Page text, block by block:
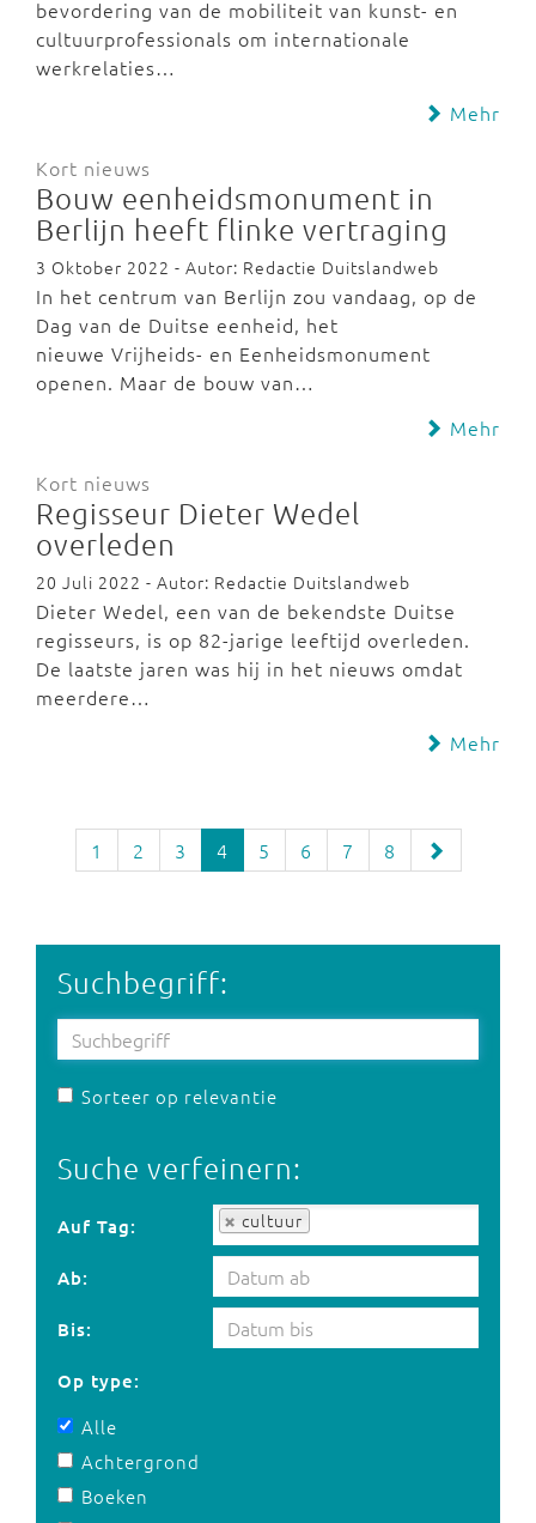
bevordering van de mobiliteit van kunst- en
cultuurprofessionals om internationale
werkrelaties…
Mehr
Kort nieuws
Bouw eenheidsmonument in
Berlijn heeft flinke vertraging
3 Oktober 2022 - Autor: Redactie Duitslandweb
In het centrum van Berlijn zou vandaag, op de
Dag van de Duitse eenheid, het
nieuwe Vrijheids- en Eenheidsmonument
openen. Maar de bouw van…
Mehr
Kort nieuws
Regisseur Dieter Wedel
overleden
20 Juli 2022 - Autor: Redactie Duitslandweb
Dieter Wedel, een van de bekendste Duitse
regisseurs, is op 82-jarige leeftijd overleden.
De laatste jaren was hij in het nieuws omdat
meerdere…
Mehr
1 2 3 4 5 6 7 8
Suchbegriff:
Sorteer op relevantie
Suche verfeinern:
Auf Tag: cultuur
Auf Tag:
Ab:
Bis:
Op type:
Alle
Achtergrond
Boeken